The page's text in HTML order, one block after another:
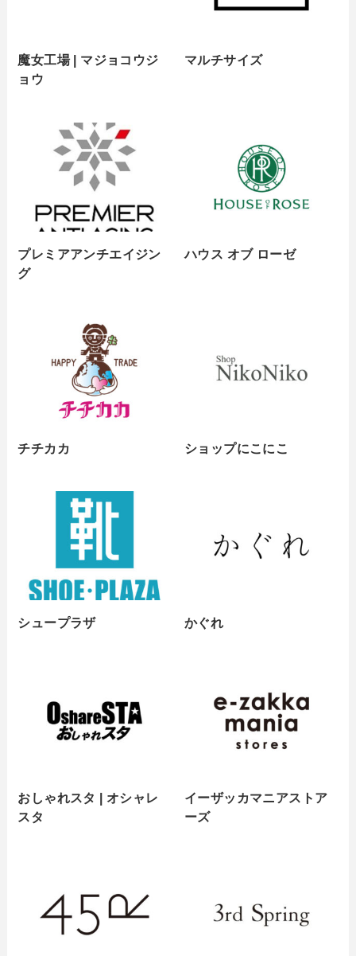
魔女工場 | マジョコウジ
ョウ
マルチサイズ
プレミアアンチエイジン
グ
ハウス オブ ローゼ
チチカカ ショップにこにこ
シュープラザ かぐれ
おしゃれスタ | オシャレ
スタ
イーザッカマニアストア
ーズ